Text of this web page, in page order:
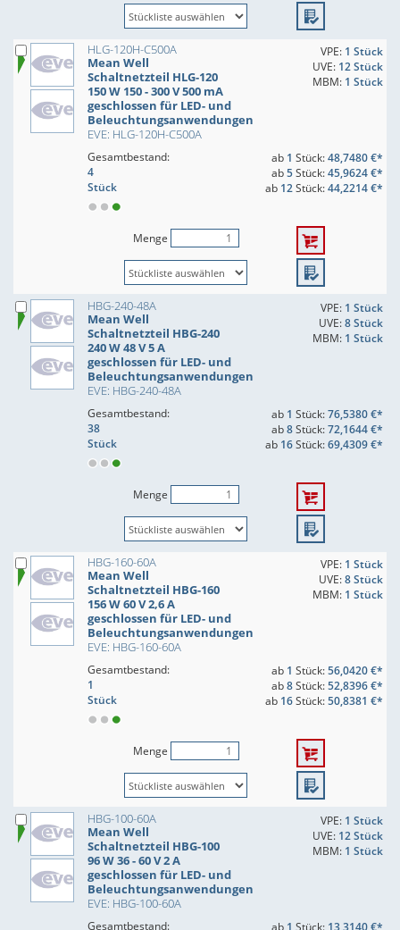
HLG-120H-C500A
Mean Well
Schaltnetzteil HLG-120
150 W 150 - 300 V 500 mA
geschlossen für LED- und
Beleuchtungsanwendungen
EVE: HLG-120H-C500A
VPE: 1 Stück
UVE: 12 Stück
MBM: 1 Stück
Gesamtbestand:
4
Stück
ab 1 Stück:48,7480 €*
ab5Stück:45,9624 €*
ab 12Stück:44,2214 €*
Menge
HBG-240-48A
Mean Well
Schaltnetzteil HBG-240
240 W 48 V 5 A
geschlossen für LED- und
Beleuchtungsanwendungen
EVE: HBG-240-48A
VPE: 1 Stück
UVE:8 Stück
MBM: 1 Stück
Gesamtbestand:
38
Stück
ab 1 Stück:76,5380 €*
ab8Stück:72,1644 €*
ab 16Stück:69,4309 €*
Menge
HBG-160-60A
Mean Well
Schaltnetzteil HBG-160
156 W 60 V 2,6 A
geschlossen für LED- und
Beleuchtungsanwendungen
EVE: HBG-160-60A
VPE: 1 Stück
UVE:8 Stück
MBM: 1 Stück
Gesamtbestand:
1
Stück
ab 1 Stück:56,0420 €*
ab8Stück:52,8396 €*
ab 16Stück:50,8381 €*
Menge
HBG-100-60A
Mean Well
Schaltnetzteil HBG-100
96 W 36 - 60 V 2 A
geschlossen für LED- und
Beleuchtungsanwendungen
EVE: HBG-100-60A
VPE: 1 Stück
UVE: 12 Stück
MBM: 1 Stück
Gesamtbestand:
ab 1 Stück: 13,3140 €*